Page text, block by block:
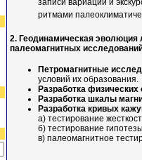
записи вариаций и
ритмами
2. Геодинамическая
палеомагнитных
Петромагнитные
условий их образования.
Разработка
Разработка шкалы
Разработка кривых
а) тестирование
б) тестирование
в) палеомагнитное